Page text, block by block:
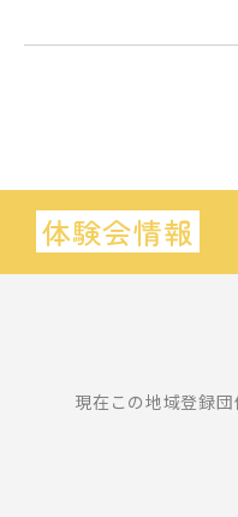
体験会情報
現在この地域登録団